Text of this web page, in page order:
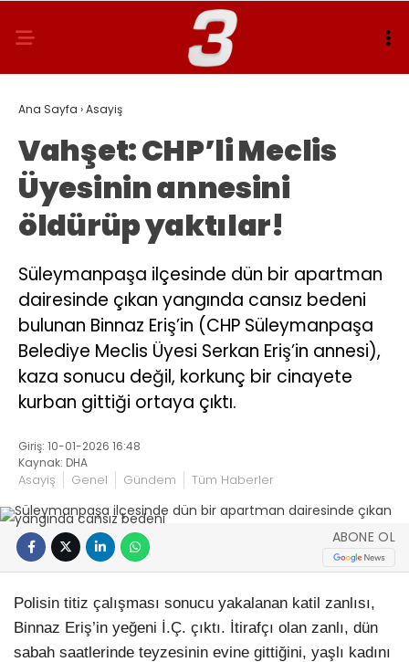
Ana Sayfa ›Asayiş
Vahşet: CHP’li Meclis
Üyesinin annesini
öldürüp yaktılar!
Süleymanpaşa ilçesinde dün bir apartman
dairesinde çıkan yangında cansız bedeni
bulunan Binnaz Eriş’in (CHP Süleymanpaşa
Belediye Meclis Üyesi Serkan Eriş’in annesi),
kaza sonucu değil, korkunç bir cinayete
kurban gittiği ortaya çıktı.
Giriş: 10-01-2026 16:48
Kaynak: DHA
Asayiş Genel Gündem Tüm Haberler
ABONE OL
Polisin titiz çalışması sonucu yakalanan katil zanlısı,
Binnaz Eriş’in yeğeni İ.Ç. çıktı. İtirafçı olan zanlı, dün
sabah saatlerinde teyzesinin evine gittiğini, yaşlı kadını